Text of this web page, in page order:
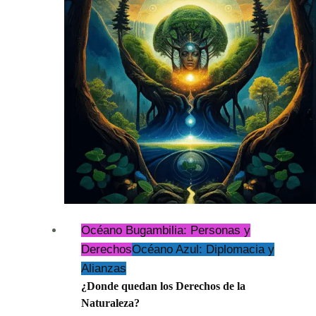
Casona
de
Toqui:
Océano Bugambilia: Personas y
DerechosOcéano Azul: Diplomacia y
Alianzas
¿Donde quedan los Derechos de la
Naturaleza?